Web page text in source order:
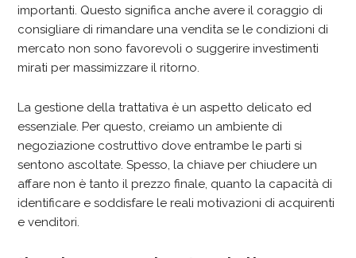
importanti. Questo significa anche avere il coraggio di
consigliare di rimandare una vendita se le condizioni di
mercato non sono favorevoli o suggerire investimenti
mirati per massimizzare il ritorno.
La gestione della trattativa è un aspetto delicato ed
essenziale. Per questo, creiamo un ambiente di
negoziazione costruttivo dove entrambe le parti si
sentono ascoltate. Spesso, la chiave per chiudere un
affare non è tanto il prezzo finale, quanto la capacità di
identificare e soddisfare le reali motivazioni di acquirenti
e venditori.